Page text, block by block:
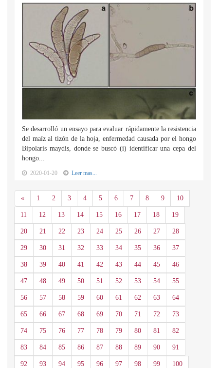
Se desarrolló un ensayo para evaluar rápidamente la resistencia
del maíz al tizón de la hoja, enfermedad causada por el hongo
Bipolaris maydis, donde se buscó (i) identificar una cepa del
hongo...
2020-01-20 Leer mas...
«Anterior
1 2 3 4 5 6 7 8 9 10
11 12 13 14 15 16 17 18 19
20 21 22 23 24 25 26 27 28
29 30 31 32 33 34 35 36 37
38 39 40 41 42 43 44 45 46
47 48 49 50 51 52 53 54 55
56 57 58 59 60 61 62 63 64
65 66 67 68 69 70 71 72 73
74 75 76 77 78 79 80 81 82
83 84 85 86 87 88 89 90 91
92 93 94 95 96 97 98 99 100